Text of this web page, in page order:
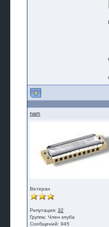
nam
Ветеран
Репутация:32
Группа:Член клуба
Сообщений: 945